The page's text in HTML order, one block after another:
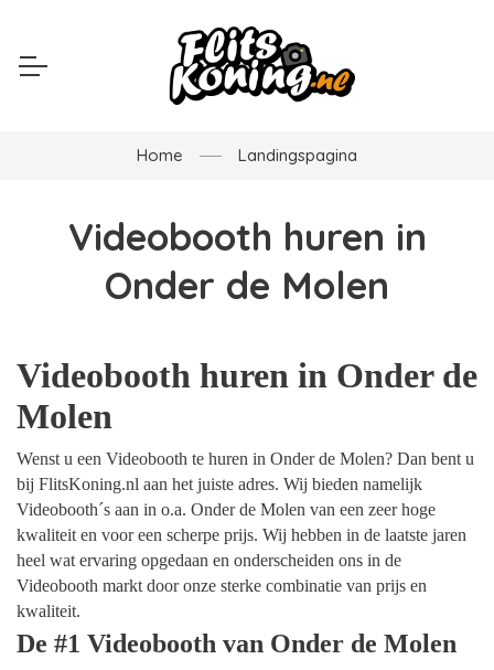
Home Landingspagina
Videobooth huren in
Onder de Molen
Videobooth huren in Onder de
Molen
Wenst u een Videobooth te huren in Onder de Molen? Dan bent u
bij FlitsKoning.nl aan het juiste adres. Wij bieden namelijk
Videobooth´s aan in o.a. Onder de Molen van een zeer hoge
kwaliteit en voor een scherpe prijs. Wij hebben in de laatste jaren
heel wat ervaring opgedaan en onderscheiden ons in de
Videobooth markt door onze sterke combinatie van prijs en
kwaliteit.
De #1 Videobooth van Onder de Molen